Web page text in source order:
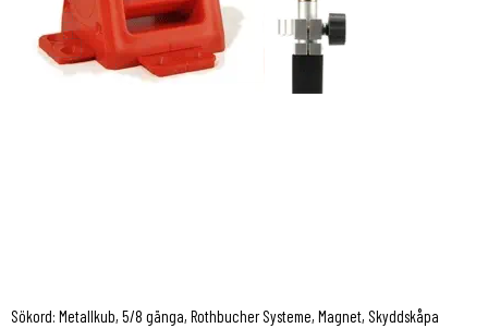
Sökord: Metallkub, 5/8 gänga, Rothbucher Systeme, Magnet, Skyddskåpa